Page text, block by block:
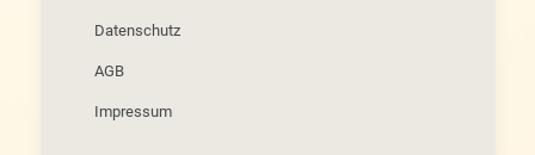
Datenschutz
AGB
Impressum